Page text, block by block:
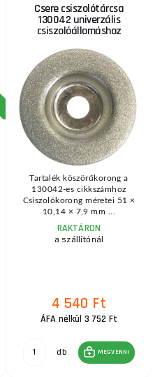
Csere csiszolótárcsa
130042 univerzális
csiszolóállomáshoz
Tartalék köszörűkorong a
130042-es cikkszámhoz
Csiszolókorong méretei 51 ×
10,14 × 7,9 mm ...
RAKTÁRON
a szállítónál
4 540 Ft
ÁFA nélkül 3 752 Ft
db MEGVENNI